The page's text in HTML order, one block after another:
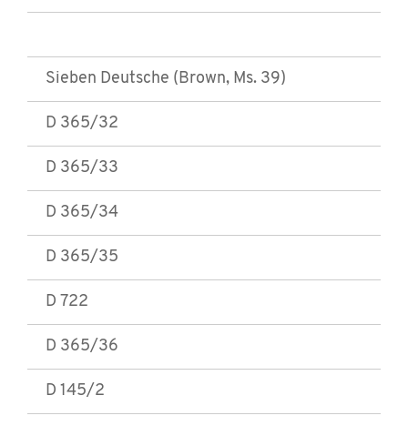
Sieben Deutsche (Brown, Ms. 39)
D 365/32
D 365/33
D 365/34
D 365/35
D 722
D 365/36
D 145/2